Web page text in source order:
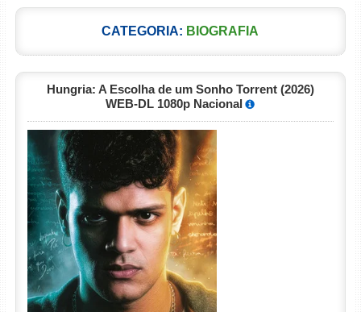
CATEGORIA: BIOGRAFIA
Hungria: A Escolha de um Sonho Torrent (2026)
WEB-DL 1080p Nacional